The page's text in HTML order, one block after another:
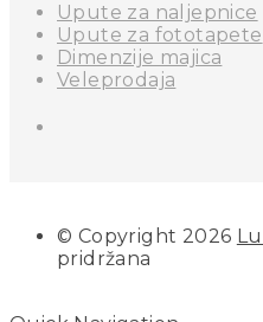
Upute za naljepnice
Upute za fototapete
Dimenzije majica
Veleprodaja
© Copyright 2026
pridržana